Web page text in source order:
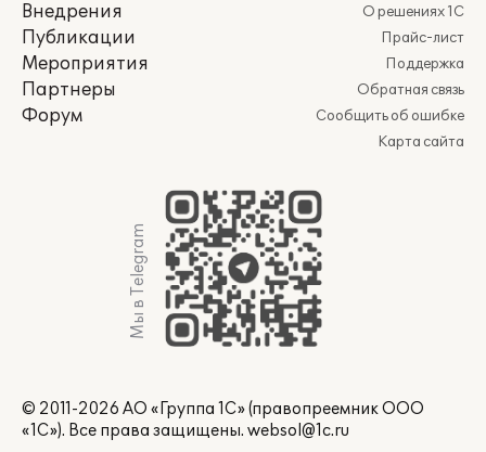
Внедрения
Публикации
Мероприятия
Партнеры
Форум
О решениях 1С
Прайс-лист
Поддержка
Обратная связь
Сообщить об ошибке
Карта сайта
Мы в Telegram
© 2011-2026 АО «Группа 1С» (правопреемник ООО
«1С»). Все права защищены. websol@1c.ru